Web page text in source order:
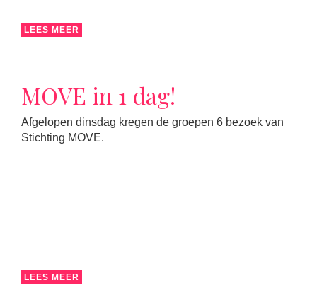
LEES MEER
MOVE in 1 dag!
Afgelopen dinsdag kregen de groepen 6 bezoek van
Stichting MOVE.
LEES MEER